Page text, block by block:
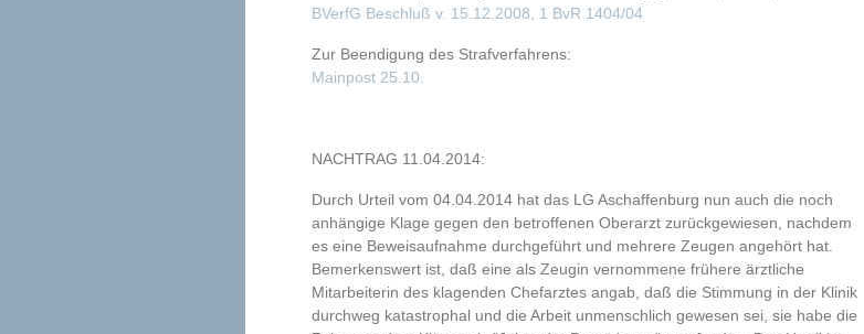
BVerfG Beschluß v. 15.12.2008, 1 BvR 1404/04
Zur Beendigung des Strafverfahrens:
Mainpost 25.10.
NACHTRAG 11.04.2014:
Durch Urteil vom 04.04.2014 hat das LG Aschaffenburg nun auch die noch
anhängige Klage gegen den betroffenen Oberarzt zurückgewiesen, nachdem
es eine Beweisaufnahme durchgeführt und mehrere Zeugen angehört hat.
Bemerkenswert ist, daß eine als Zeugin vernommene frühere ärztliche
Mitarbeiterin des klagenden Chefarztes angab, daß die Stimmung in der Klinik
durchweg katastrophal und die Arbeit unmenschlich gewesen sei, sie habe die